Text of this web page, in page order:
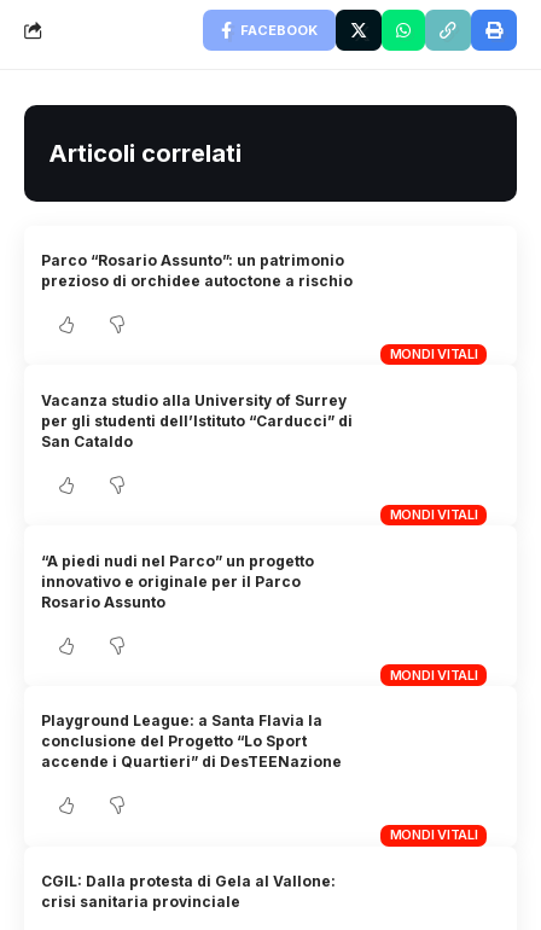
FACEBOOK
Articoli correlati
MONDI VITALI
Parco “Rosario Assunto”: un patrimonio
prezioso di orchidee autoctone a rischio
MONDI VITALI
Vacanza studio alla University of Surrey
per gli studenti dell’Istituto “Carducci” di
San Cataldo
MONDI VITALI
“A piedi nudi nel Parco” un progetto
innovativo e originale per il Parco
Rosario Assunto
MONDI VITALI
Playground League: a Santa Flavia la
conclusione del Progetto “Lo Sport
accende i Quartieri” di DesTEENazione
CGIL: Dalla protesta di Gela al Vallone:
crisi sanitaria provinciale